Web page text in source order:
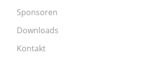
Sponsoren
Downloads
Kontakt